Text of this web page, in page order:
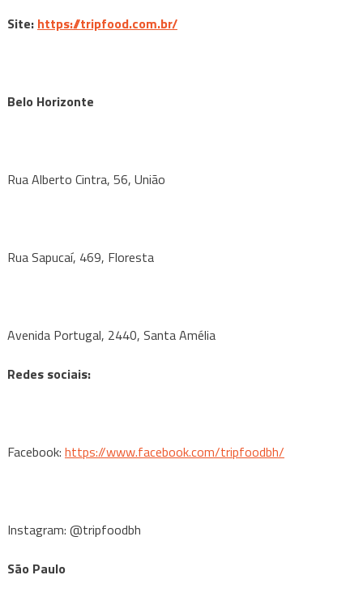
Site: https://tripfood.com.br/
Belo Horizonte
Rua Alberto Cintra, 56, União
Rua Sapucaí, 469, Floresta
Avenida Portugal, 2440, Santa Amélia
Redes sociais:
Facebook: https://www.facebook.com/tripfoodbh/
Instagram: @tripfoodbh
São Paulo